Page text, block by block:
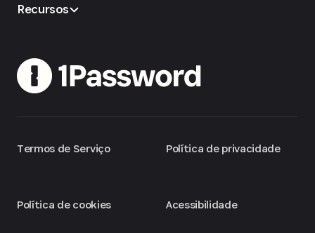
Recursos
Termos de Serviço
Política de cookies
Política de privacidade
Acessibilidade